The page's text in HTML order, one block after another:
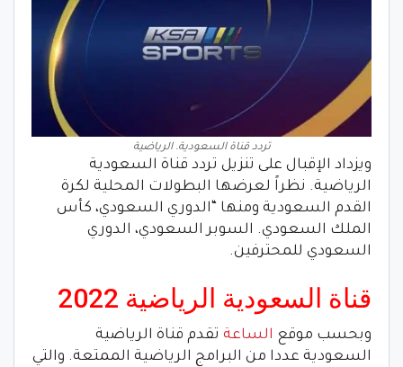
تردد قناة السعودية. الرياضية
ويزداد الإقبال على تنزيل تردد قناة السعودية
الرياضية. نظراً لعرضها البطولات المحلية لكرة
القدم السعودية ومنها “الدوري السعودي، كأس
الملك السعودي. السوبر السعودي، الدوري
السعودي للمحترفين.
قناة السعودية الرياضية 2022
وبحسب موقع الساعة تقدم قناة الرياضية
السعودية عددا من البرامج الرياضية الممتعة. والتي